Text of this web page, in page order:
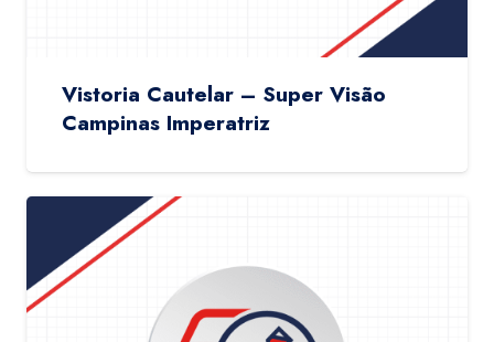
Vistoria Cautelar – Super Visão
Campinas Imperatriz